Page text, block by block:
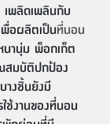
พลิดเพลินกับ
อผลิตเป็นที่นอน
นานุ่ม พ็อกเก็ต
สมบัติปกป้อง
างชิ้นยังมี
ช้งานของที่นอน